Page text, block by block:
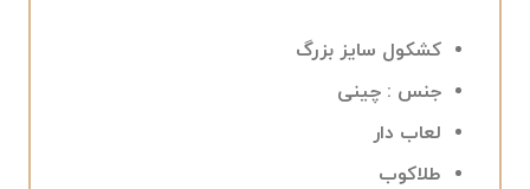
کشکول سایز بزرگ
جنس : چینی
لعاب دار
طلاکوب